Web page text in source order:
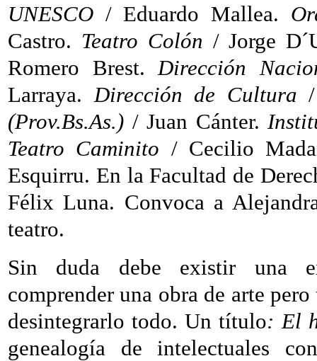
UNESCO / Eduardo Mallea.
Castro. Teatro Colón / Jorge
Romero Brest.Dirección
Larraya.Dirección de Cultura
(Prov.Bs.As.) / Juan Cánter.
Teatro Caminito / Cecilio
Esquirru. En la Facultad de
Félix Luna. Convoca a
teatro.
Sin duda debe existir una
comprender una obra de arte
desintegrarlo todo. Un título: El
genealogía de intelectuales